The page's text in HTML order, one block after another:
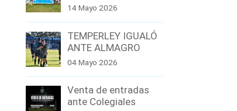
14 Mayo 2026
TEMPERLEY IGUALÓ
ANTE ALMAGRO
04 Mayo 2026
Venta de entradas
ante Colegiales